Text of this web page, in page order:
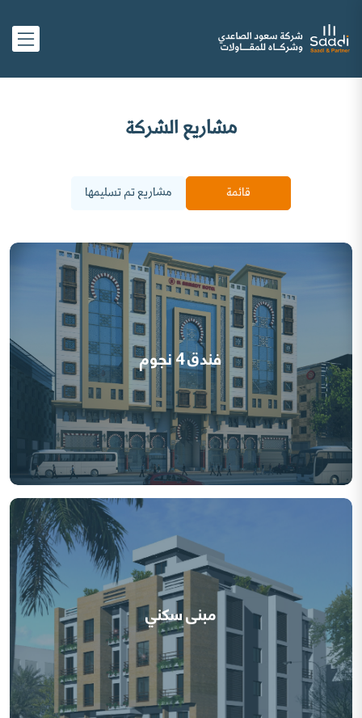
مشاريع الشركة
قائمة مشاريع تم تسليمها
فندق 4 نجوم
مبنى سكني